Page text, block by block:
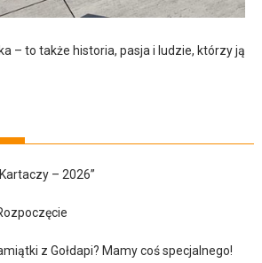
– to także historia, pasja i ludzie, którzy ją
– 2026”
z Gołdapi? Mamy coś specjalnego!